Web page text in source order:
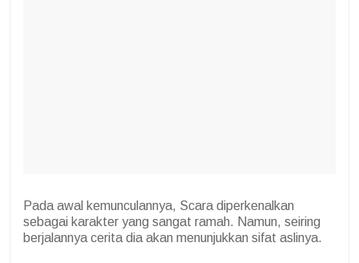
Pada awal kemunculannya, Scara diperkenalkan
sebagai karakter yang sangat ramah. Namun, seiring
berjalannya cerita dia akan menunjukkan sifat aslinya.